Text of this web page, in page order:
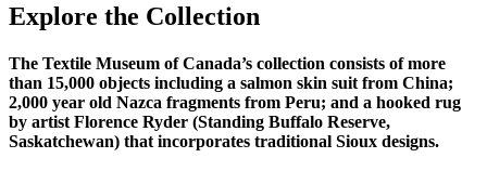
Explore the Collection
The Textile Museum of Canada’s collection consists of more
than 15,000 objects including a salmon skin suit from China;
2,000 year old Nazca fragments from Peru; and a hooked rug
by artist Florence Ryder (Standing Buffalo Reserve,
Saskatchewan) that incorporates traditional Sioux designs.